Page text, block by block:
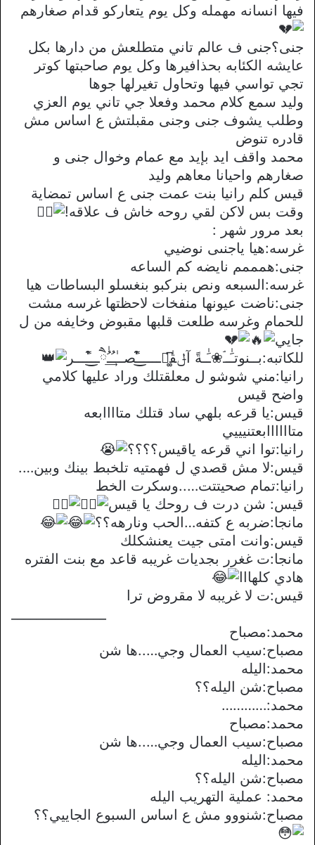
فيها انسانه مهمله وكل يوم يتعاركو قدام صغارهم
جنى؟جنى ف عالم تاني متطلعش من دارها بكل
عايشه الكئابه بحذافيرها وكل يوم صاحبتها كوتر
تجي تواسي فيها وتحاول تغيرلها جوها
وليد سمع كلام محمد وفعلا جي تاني يوم العزي
وطلب يشوف جنى وجنى مقبلتش ع اساس مش
قادره تنوض
محمد واقف ايد بإيد مع عمام وخوال جنى و
صغارهم واحيانا معاهم وليد
قيس كلم رانيا بنت عمت جنى ع اساس تمضاية
وقت بس لاكن لقي روحه خاش ف علاقه!
بعد مرور شهر :
غرسه:هيا ياجنىى نوضيي
جنى:همممم نايضه كم الساعه
غرسه:السبعه ونص بنركبو بنغسلو البساطات هيا
جنى:ناضت عيونها منفخات لاحظتها غرسه مشت
للحمام وغرسه طلعت قلبها مقبوض وخايفه من ل
جايي
للكاتبه:بــنوتـَٰــۘ❀ـَٰـةً آݪقٰཻ͚͆ـــــ͒͜ـًصــٰـُ͢ـُٰཻــ͒͜ـًـــر
رانيا:مني شوشو ل معلقتلك وراد عليها كلامي
واضح قيس
قيس:يا قرعه بلهي ساد قتلك متاااابعه
متاااااابعتنيييي
رانيا:توا اني قرعه ياقيس؟؟؟؟
قيس:لا مش قصدي ل فهمتيه تلخبط بينك وبين….
رانيا:تمام صحيتتت…..وسكرت الخط
قيس: شن درت ف روحك يا قيس
مانجا:ضربه ع كتفه…الحب ونارهه؟؟
قيس:وانت امتى جيت يعنشكلك
مانجا:ت غغرر بجديات غريبه قاعد مع بنت الفتره
هادي كلهااا
قيس:ت لا غريبه لا مقروض ترا
محمد:مصباح
مصباح:سيب العمال وجي…..ها شن
محمد:اليله
مصباح:شن اليله؟؟
محمد:…………
محمد:مصباح
مصباح:سيب العمال وجي…..ها شن
محمد:اليله
مصباح:شن اليله؟؟
محمد: عملية التهريب اليله
مصباح:شنووو مش ع اساس السبوع الجاييي؟؟